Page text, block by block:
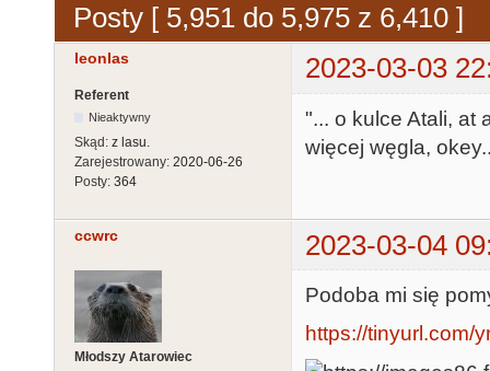
Posty [ 5,951 do 5,975 z 6,410 ]
leonlas 2023-03-03
Referent
Nieaktywny
Skąd: z lasu.
Zarejestrowany: 2020-06-26
Posty: 364
"... o kulce Atali, at
więcej węgla,
ccwrc 2023-03-04
Młodszy Atarowiec
Podoba mi się
https://tinyurl.com/